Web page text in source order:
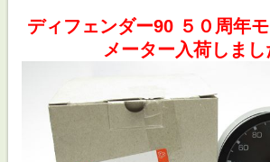
ディフェンダー90 ５０周年
メーター入荷しまし